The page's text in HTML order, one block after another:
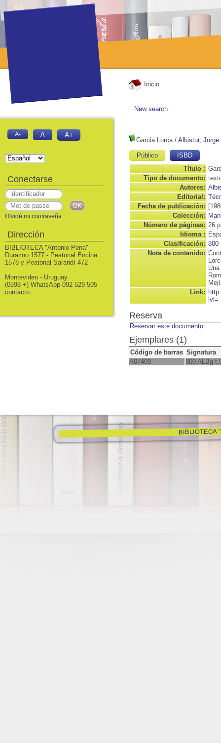
Inicio
New search
Garcia Lorca/ Albistur, Jorge
Público
ISBD
Título :
Tipo de documento:
Autores:
Editorial:
Fecha de publicación:
Colección:
Número de páginas: 26 p
Idioma :
Clasificación: 800
Nota de contenido:
Link:
lvl=
Reserva
Reservar este documento
Ejemplares (1)
Código de barras Signatura
A07409
800 ALBg
BIBLIOTECA
A- A A+
Conectarse
Olvidé mi contraseña
Dirección
BIBLIOTECA "Antonio Pena"
Durazno 1577 - Peatonal Encina
1578 y Peatonal Sarandí 472
Montevideo - Uruguay
(0598 +) WhatsApp 092 529 505
contacto